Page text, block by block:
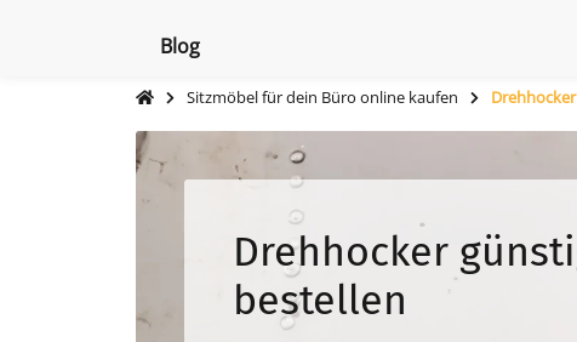
Blog
Sitzmöbel für dein Büro online kaufen
Drehhocker
bestellen